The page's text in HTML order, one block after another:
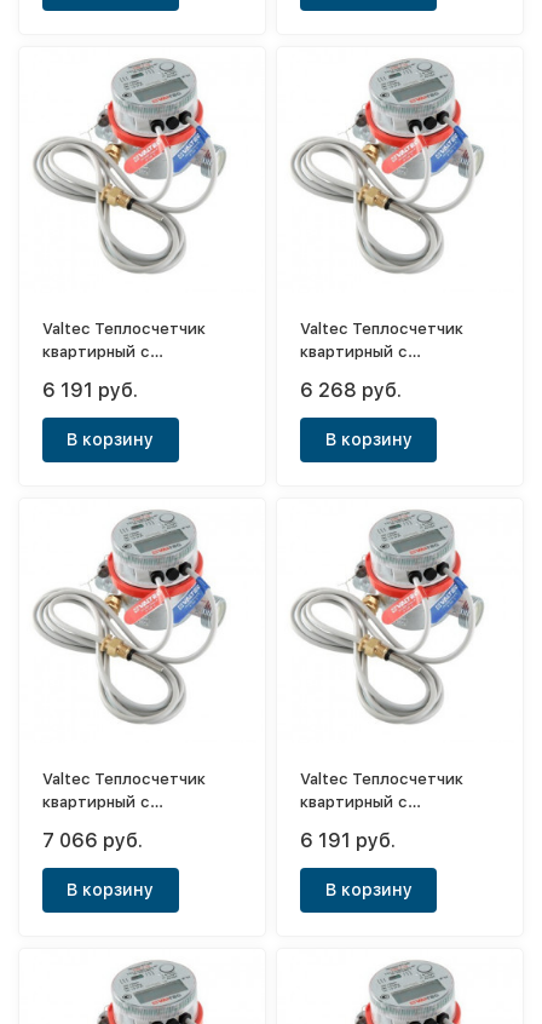
Valtec Теплосчетчик
квартирный с
расходомером M-BUS
2,5 м3/час (обратный)
6 191 руб.
В корзину
Valtec Теплосчетчик
квартирный с
расходомером RS-485
0,6 м3/час (прямой)
6 268 руб.
В корзину
Valtec Теплосчетчик
квартирный с
расходомером RS-485
2.5 м3/час (прямой)
7 066 руб.
В корзину
Valtec Теплосчетчик
квартирный с
расходомером M-BUS
1,5 м3/час (обратный)
6 191 руб.
В корзину